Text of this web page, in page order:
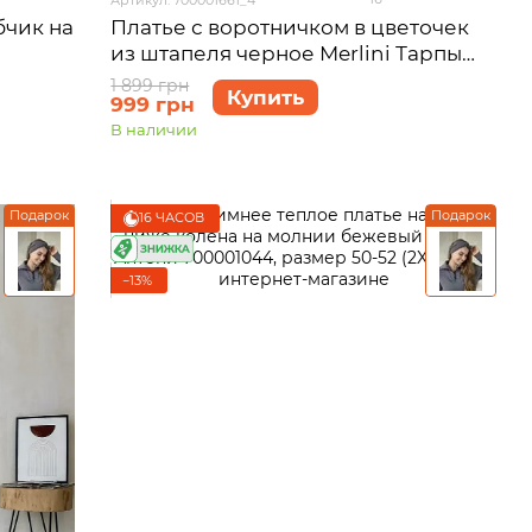
на
Платье с воротничком в цветочек
из штапеля черное Merlini Тарпы
700001661 размер 4XL-5XL
1 899 грн
999 грн Купить
В наличии
Подарок Подарок
16 ЧАСОВ
−13%